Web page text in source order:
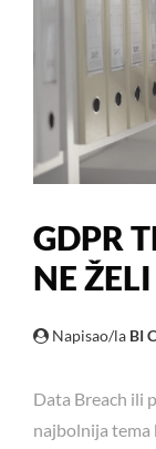
GDPR
NE
Napisao/la BI
Data Breach ili
najbolnija tema